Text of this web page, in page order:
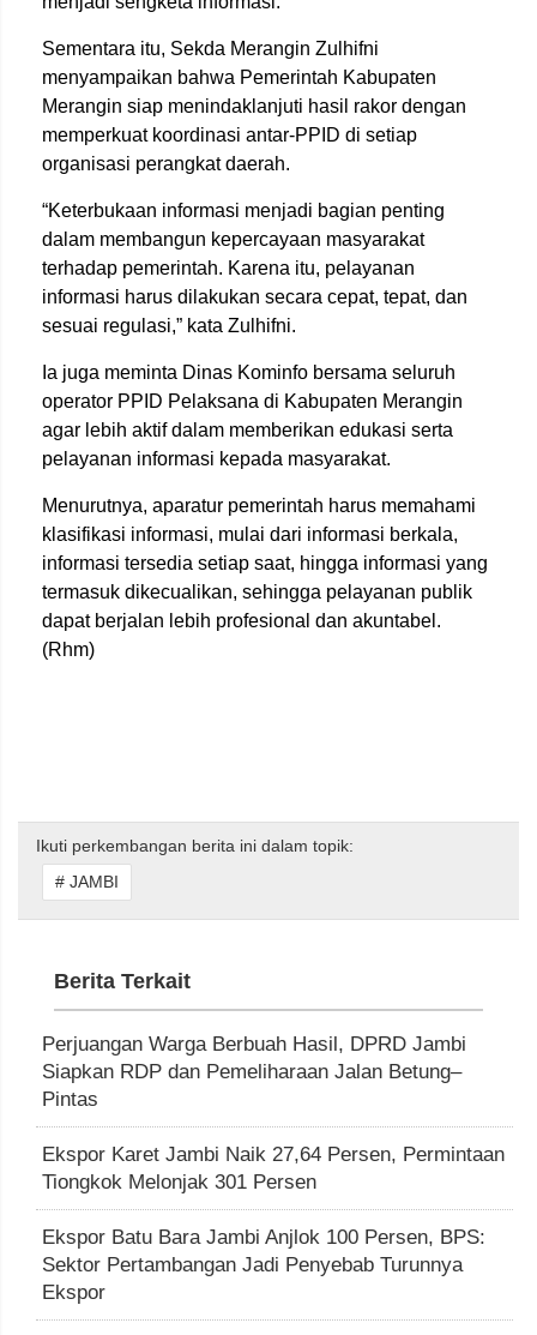
Sementara itu, Sekda Merangin Zulhifni
menyampaikan bahwa Pemerintah Kabupaten
Merangin siap menindaklanjuti hasil rakor dengan
memperkuat koordinasi antar-PPID di setiap
organisasi perangkat daerah.
“Keterbukaan informasi menjadi bagian penting
dalam membangun kepercayaan masyarakat
terhadap pemerintah. Karena itu, pelayanan
informasi harus dilakukan secara cepat, tepat, dan
sesuai regulasi,” kata Zulhifni.
Ia juga meminta Dinas Kominfo bersama seluruh
operator PPID Pelaksana di Kabupaten Merangin
agar lebih aktif dalam memberikan edukasi serta
pelayanan informasi kepada masyarakat.
Menurutnya, aparatur pemerintah harus memahami
klasifikasi informasi, mulai dari informasi berkala,
informasi tersedia setiap saat, hingga informasi yang
termasuk dikecualikan, sehingga pelayanan publik
dapat berjalan lebih profesional dan akuntabel.
(Rhm)
Ikuti perkembangan berita ini dalam topik:
# JAMBI
Berita Terkait
Perjuangan Warga Berbuah Hasil, DPRD Jambi
Siapkan RDP dan Pemeliharaan Jalan Betung–
Pintas
Ekspor Karet Jambi Naik 27,64 Persen, Permintaan
Tiongkok Melonjak 301 Persen
Ekspor Batu Bara Jambi Anjlok 100 Persen, BPS:
Sektor Pertambangan Jadi Penyebab Turunnya
Ekspor